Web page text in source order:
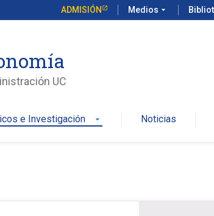
ADMISIÓN Medios arrow_drop_down
UC
e Investigación arrow_drop_down Noticias